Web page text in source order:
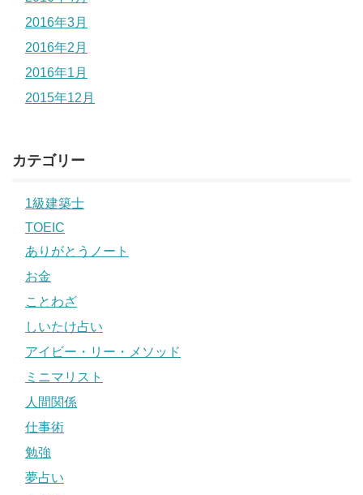
2016年3月
2016年2月
2016年1月
2015年12月
カテゴリー
1級建築士
TOEIC
ありがとうノート
お金
ことわざ
しいたけ占い
アイビー・リー・メソッド
ミニマリスト
人間関係
仕事術
勉強
夢占い